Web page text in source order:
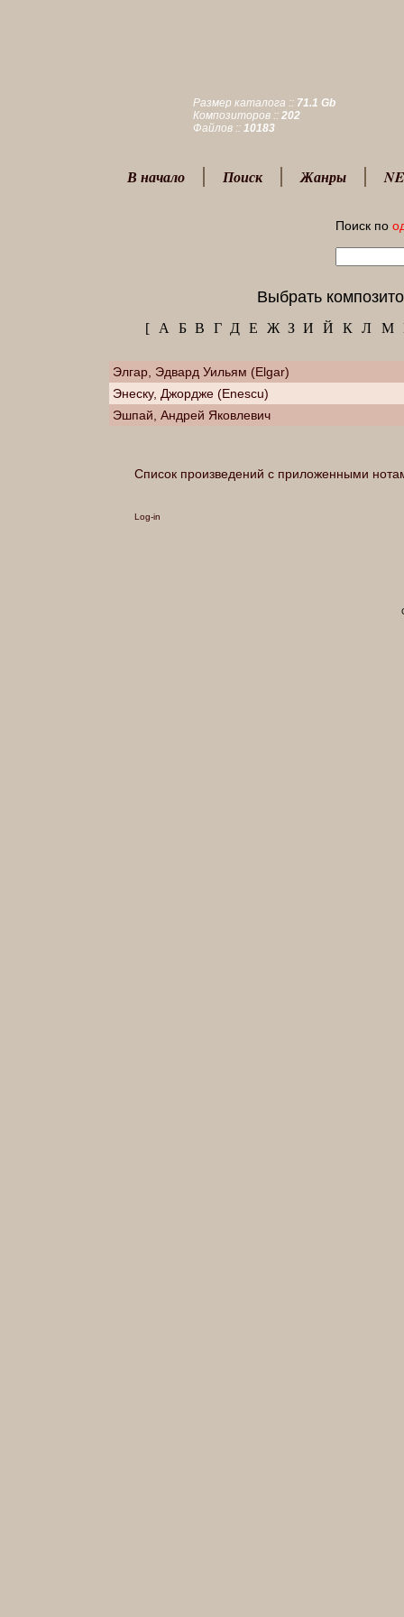
Размер каталога :: 71.1 Gb
Композиторов :: 202
Файлов :: 10183
В начало Поиск Жанры
Поиск по
Выбрать
[ А Б В Г Д Е Ж З И Й К Л М
Элгар, Эдвард Уильям (Elgar)
Энеску, Джордже (Enescu)
Эшпай, Андрей Яковлевич
Список произведений с приложенными
Log-in